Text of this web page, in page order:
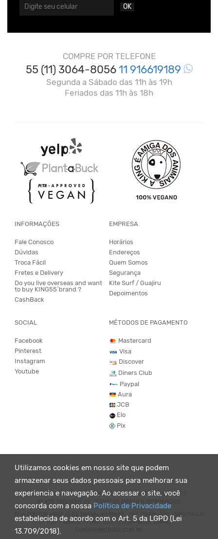
Utilizamos cookies em nosso site que podem
armazenar seus dados pessoais para melhorar sua
experiencia e navegação. Ao acessar o site, você
concorda com a nossa Política de Privacidade
estabelecida de acordo com o Art. 5 da LGPD (Lei
13.709/2018).
OK
COMPRE POR TELEFONE
55 (11) 3064-805611 916619189
Segunda a Sábado das 11h às 19h
Feriados das 11h às 18h
INFORMAÇÕES
Fale Conosco
Dúvidas
Troca Fácil
Fretes e Delivery
Do you live overseas and want
to buy KING55´brand ?
CashBack
EMPRESA
Horários
Endereços
Quem Somos
Segurança
Kite Surf / Guajiru
Depoimentos
SOCIAL
Facebook
Pinterest
Instagram
Youtube
MÉTODOS DE PAGAMENTO
Mastercard
Visa
Discover
Diners Club
Paypal
Aura
JCB
Elo
Pix
© KING55 - LOJA DE ROUPAS VEGANO E SUSTENTÁVEL. CNPJ:
07.438.330/0001-02 . TODOS OS DIREITOS RESERVADOS.
RUA DOUTOR VIRGÍLIO DE CARVALHO PINTO - 190, 05415-020 - SÃO PAULO
- SP - BRASIL - FONE: 55 (11) 3064-8056. EMAIL: